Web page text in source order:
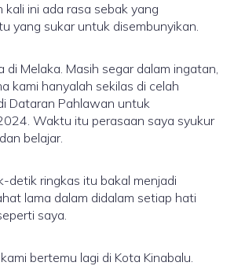
kali ini ada rasa sebak yang
yang sukar untuk disembunyikan.
di Melaka. Masih segar dalam ingatan,
kami hanyalah sekilas di celah
Dataran Pahlawan untuk
Waktu itu perasaan saya syukur
belajar.
detik ringkas itu bakal menjadi
lama dalam didalam setiap hati
saya.
bertemu lagi di Kota Kinabalu.